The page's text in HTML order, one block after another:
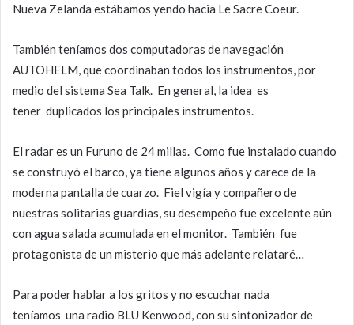
Nueva Zelanda estábamos yendo hacia Le Sacre Coeur.
También teníamos dos computadoras de navegación
AUTOHELM, que coordinaban todos los instrumentos, por
medio del sistema Sea Talk. En general, la idea es
tener duplicados los principales instrumentos.
El radar es un Furuno de 24 millas. Como fue instalado cuando
se construyó el barco, ya tiene algunos años y carece de la
moderna pantalla de cuarzo. Fiel vigía y compañero de
nuestras solitarias guardias, su desempeño fue excelente aún
con agua salada acumulada en el monitor. También fue
protagonista de un misterio que más adelante relataré…
Para poder hablar a los gritos y no escuchar nada
teníamos una radio BLU Kenwood, con su sintonizador de